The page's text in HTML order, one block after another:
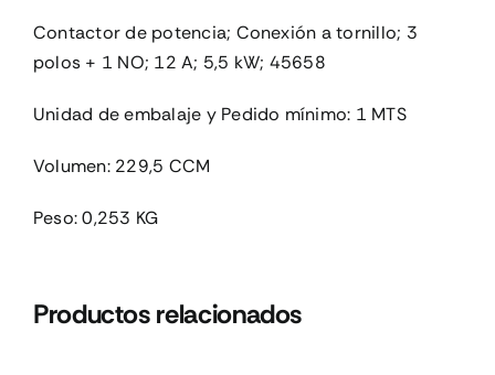
Contactor de potencia; Conexión a tornillo; 3
polos + 1 NO; 12 A; 5,5 kW; 45658
Unidad de embalaje y Pedido mínimo: 1 MTS
Volumen: 229,5 CCM
Peso: 0,253 KG
Productos relacionados